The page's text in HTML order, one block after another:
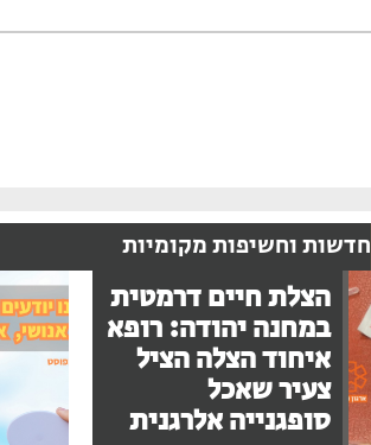
חדשות וחשיפות מקומיות
הצלת חיים דרמטית
במחנה יהודה: רופא
איחוד הצלה הציל
צעיר שאכל
סופגנייה אלרגנית